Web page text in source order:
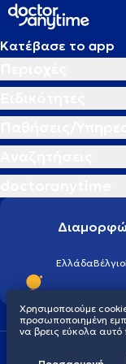
Κατέβασε το app
ΕλλάδαΒέλγιο
Χρησιμοποιούμε
προσωποποιημένη
να βρεις εύκολα αυτό